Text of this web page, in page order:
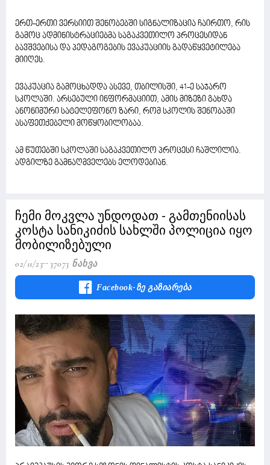
ერთ-ერთი ვერსიით შენობებში სიგნალიზაცია ჩაირთო, რის
გამოც ადმინისტრაციებმა საგაკვეთილო პროცესიდან
ბავშვებისა და პედაგოგების ევაკუაციის გადაწყვეტილება
მიიღეს.
ევაკუაცია გამოცხადდა ასევე, თბილისში, 41-ე საჯარო
სკოლაში. არსებული ინფორმაციით, ამის მიზეზი გახდა
ანონიმური სატელეფონო ზარი, რომ სკოლის შენობაში
ასაფეთქებელი მოწყობილობაა.
ამ წუთებში სკოლაში საგაკვეთილო პროცესი ჩაშლილია.
ადგილზე გამნაღმველებს ელოდებიან.
ჩემი მოკვლა უნდოდათ - გამთენიისას
კოსტა სანიკიძის სახლში პოლიცია იყო
მობილიზებული
02/11/23 37073 Ნახვა
Facebook-Ზე Გაზიარება